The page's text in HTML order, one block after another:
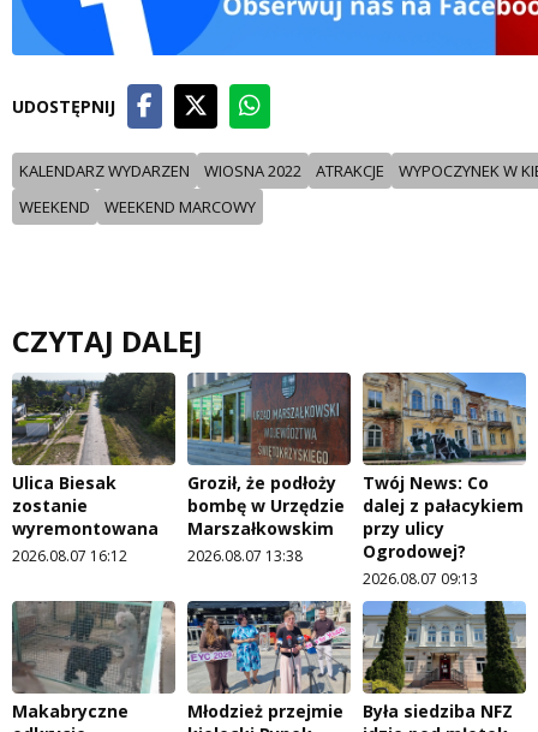
UDOSTĘPNIJ
KALENDARZ WYDARZEN WIOSNA 2022 ATRAKCJE
WYPOCZYNEK W
WEEKEND
WEEKEND MARCOWY
CZYTAJ DALEJ
Ulica Biesak
zostanie
wyremontowana
2026.08.07 16:12
Groził, że podłoży
bombę w Urzędzie
Marszałkowskim
2026.08.07 13:38
Twój News: Co
dalej z pałacykiem
przy ulicy
Ogrodowej?
2026.08.07 09:13
Makabryczne
Młodzież przejmie
Była siedziba NFZ